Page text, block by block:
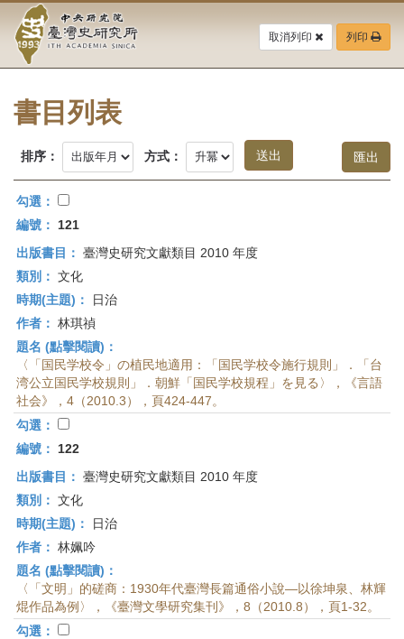
要
中
央
研
究
院-
臺
灣
史
研
究
所-
首
頁
取消列印 列印
書目列表
排序： 方式：
勾選：
編號：
121
出版書目： 臺灣史研究文獻類目 2010 年度
類別： 文化
時期(主題)：
日治
作者： 林琪禎
題名 (點擊閱讀)：
〈「国民学校令」の植民地適用：「国民学校令施行規則」．「台
湾公立国民学校規則」．朝鮮「国民学校規程」を見る〉，《言語
社会》，4（2010.3），頁424-447。
勾選：
編號：
122
出版書目： 臺灣史研究文獻類目 2010 年度
類別： 文化
時期(主題)：
日治
作者： 林姵吟
題名 (點擊閱讀)：
〈「文明」的磋商：1930年代臺灣長篇通俗小說—以徐坤泉、林輝
焜作品為例〉，《臺灣文學研究集刊》，8（2010.8），頁1-32。
勾選：